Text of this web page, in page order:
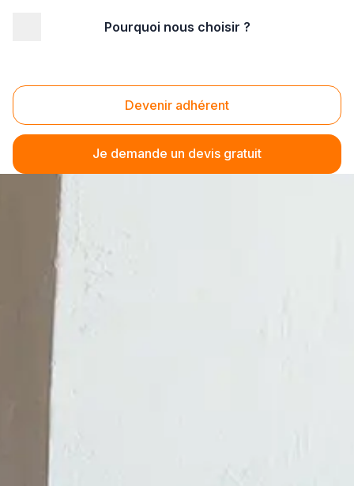
Pourquoi nous choisir ?
Devenir adhérent
Je demande un devis gratuit